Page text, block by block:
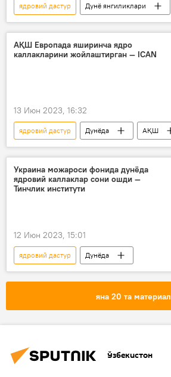
ядровий дастур
Дунё янгиликлари
Дунёда
АҚШ
Россия
Дональд Трамп
АҚШ Европада яширинча ядро
каллакларини жойлаштирган — ICAN
13 Июн 2023, 16:32
ядровий дастур Дунёда
АҚШ
ядро қуроли
Европа
Беларусь
хавфсизлик
Украина можароси фонида дунёда
ядровий каллаклар сони ошди —
Тинчлик институти
12 Июн 2023, 15:01
ядровий дастур
Дунёда
ядро қуроли
ядросиз дунё
яна 20 та материал
Ўзбекистон